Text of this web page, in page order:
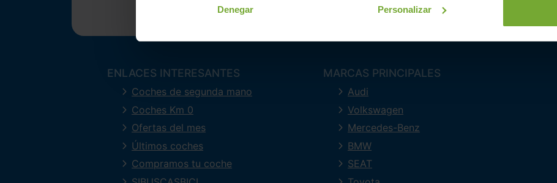
Denegar Personalizar
ENLACES INTERESANTES
Coches de segunda mano
Coches Km 0
Ofertas del mes
Últimos coches
Compramos tu coche
MARCAS PRINCIPALES
Audi
Volkswagen
Mercedes-Benz
BMW
SEAT